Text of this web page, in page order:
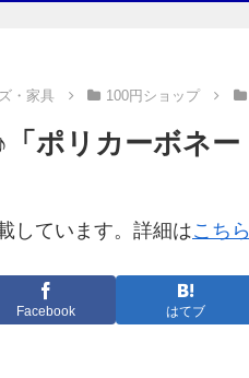
・家具 100円ショップ
ポリカーボネ
しています。詳細はこちら
Facebook はてブ